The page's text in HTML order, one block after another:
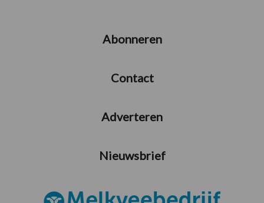
Abonneren
Contact
Adverteren
Nieuwsbrief